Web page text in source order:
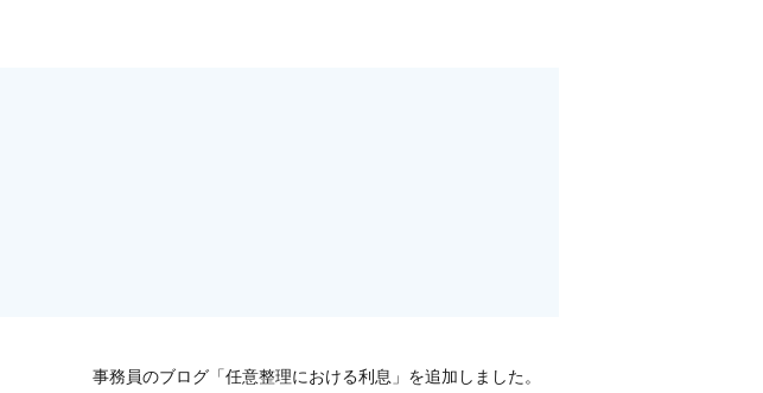
事務員のブログ「任意整理における利息」を追加しました。